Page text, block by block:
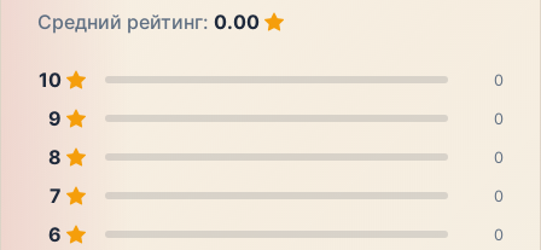
Средний рейтинг: 0.00
10 0
9 0
8 0
7 0
6 0